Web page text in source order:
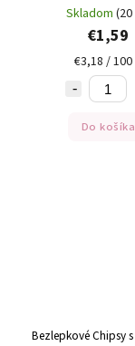
Skladom
€1,59
€3,18 / 100
Do košíka
Bezlepkové Chipsy